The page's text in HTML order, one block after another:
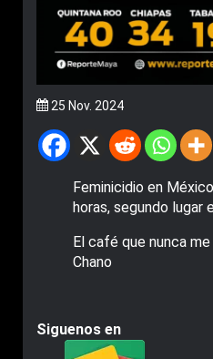
25 Nov. 2024
Feminicidio en
horas, segundo lugar
El café que nunca
Chano
Siguenos en